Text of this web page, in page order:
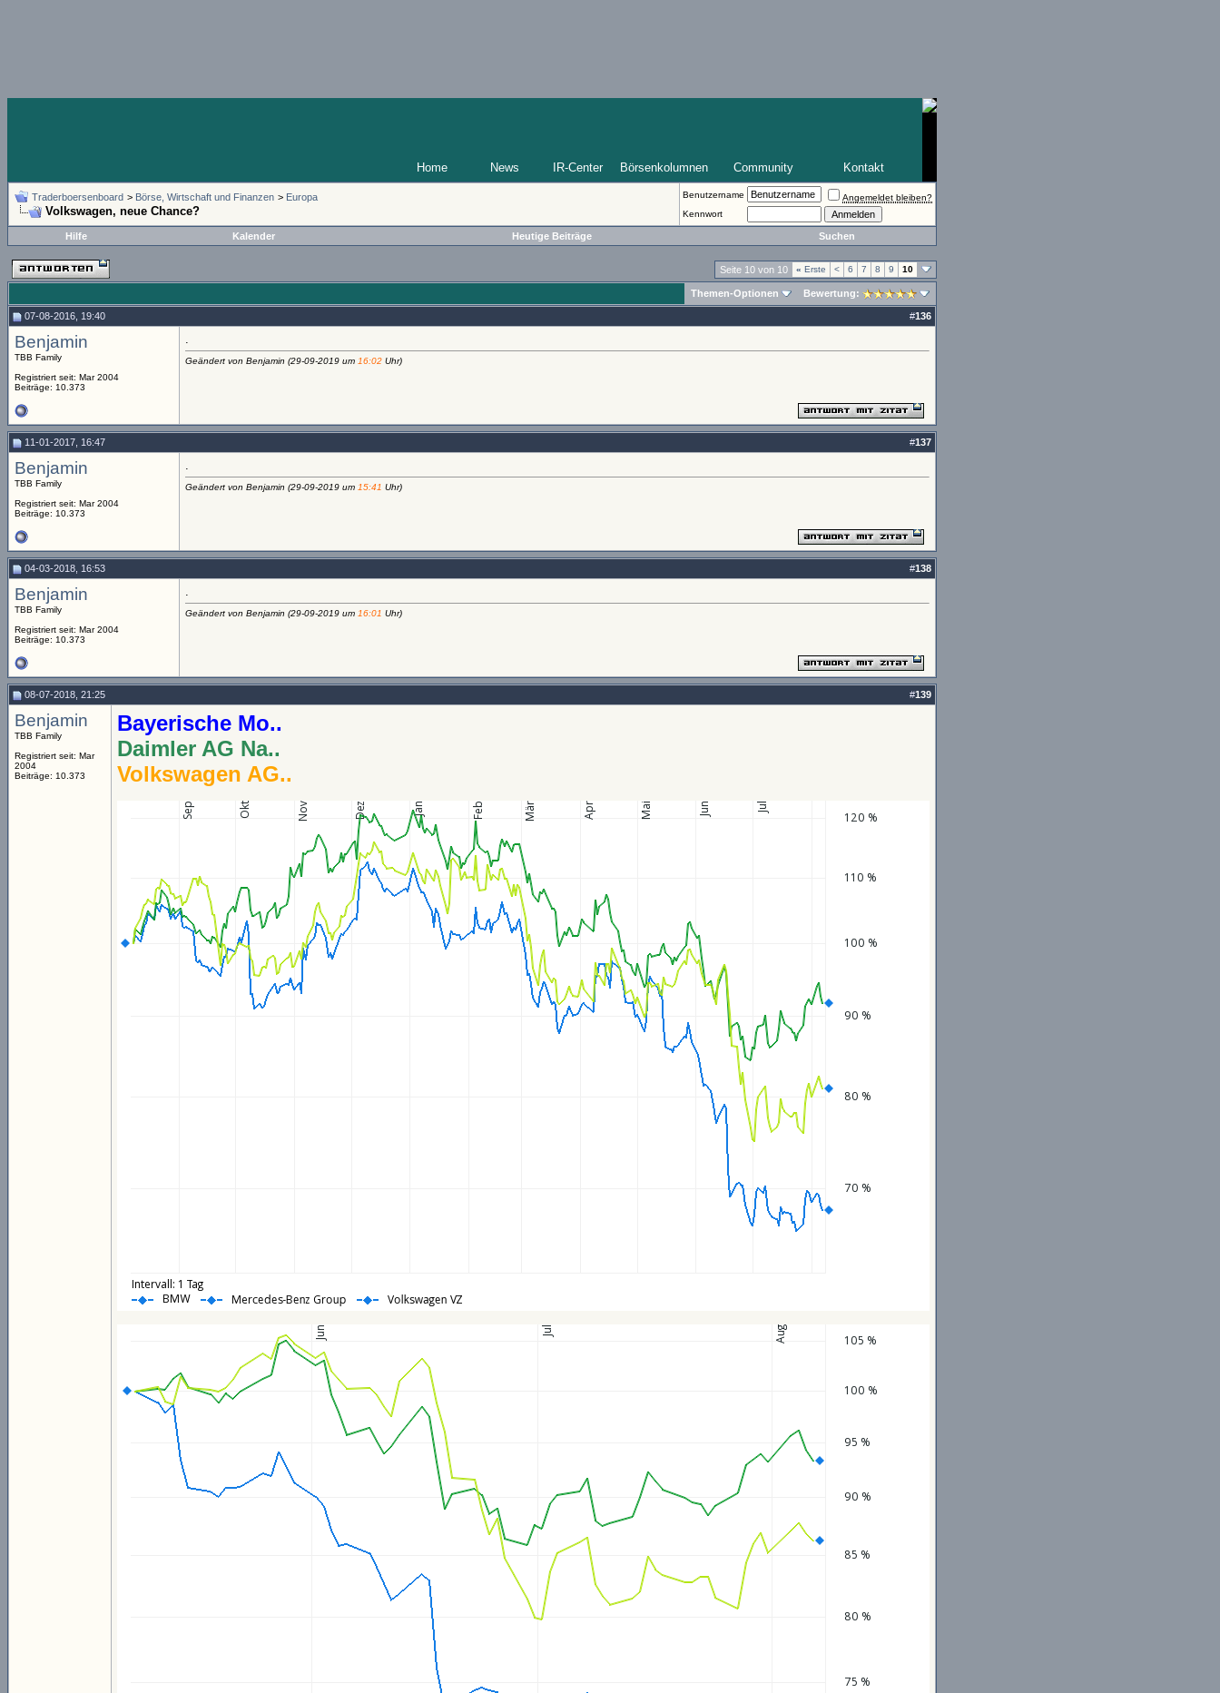
Home News IR-Center Börsenkolumnen Community Kontakt
Traderboersenboard > Börse, Wirtschaft und Finanzen > Europa
Volkswagen, neue Chance?
Benutzername
Angemeldet bleiben?
Kennwort
Hilfe Kalender Heutige Beiträge Suchen
Seite 10 von 10 « Erste < 6 7 8 9 10
Themen-Optionen Bewertung:
07-08-2016, 19:40 #136
Benjamin
TBB Family
Registriert seit: Mar 2004
Beiträge: 10.373
.
Geändert von Benjamin (29-09-2019 um 16:02 Uhr)
11-01-2017, 16:47 #137
Benjamin
TBB Family
Registriert seit: Mar 2004
Beiträge: 10.373
.
Geändert von Benjamin (29-09-2019 um 15:41 Uhr)
04-03-2018, 16:53 #138
Benjamin
TBB Family
Registriert seit: Mar 2004
Beiträge: 10.373
.
Geändert von Benjamin (29-09-2019 um 16:01 Uhr)
08-07-2018, 21:25 #139
Benjamin
TBB Family
Registriert seit: Mar
2004
Beiträge: 10.373
Bayerische Mo..
Daimler AG Na..
Volkswagen AG..